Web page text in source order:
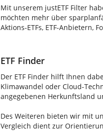
Mit unserem justETF Filter
möchten mehr über
Aktions-ETFs, ETF-Anbietern,
ETF Finder
Der ETF Finder hilft Ihnen
Klimawandel oder Cloud-
angegebenen Herkunftsland
Des Weiteren bieten wir mit
Vergleich dient zur